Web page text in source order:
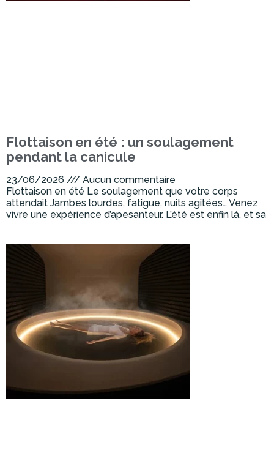
Flottaison en été : un soulagement
pendant la canicule
23/06/2026
Aucun commentaire
Flottaison en été Le soulagement que votre corps
attendait Jambes lourdes, fatigue, nuits agitées… Venez
vivre une expérience d’apesanteur. L’été est enfin là, et sa